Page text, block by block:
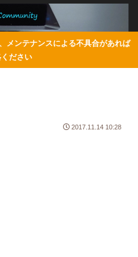
メンテナンスによる不具合があれば
ださい
2017.11.14 10:28